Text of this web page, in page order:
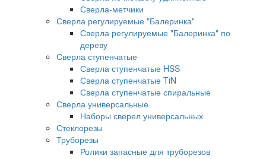
Сверла-метчики
Сверла регулируемые "Балеринка"
Сверла регулируемые "Балеринка" по
дереву
Сверла ступенчатые
Сверла ступенчатые HSS
Сверла ступенчатые TiN
Сверла ступенчатые спиральные
Сверла универсальные
Наборы сверел универсальных
Стеклорезы
Труборезы
Ролики запасные для труборезов